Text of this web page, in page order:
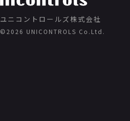
ユニコントロールズ株式会社
©️2026 UNICONTROLS Co.Ltd.